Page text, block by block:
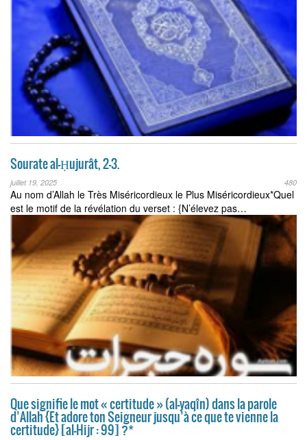
Sourate al-Ḥujurât, 2–3.
juillet 19, 2025 480
Au nom d’Allah le Très Miséricordieux le Plus Miséricordieux*Quel
est le motif de la révélation du verset : {N’élevez pas…
Que signifie le mot « certitude » (al-yaqîn) dans la parole
d’Allah {Et adore ton Seigneur jusqu’à ce que te vienne la
certitude} [al-Hijr : 99] ?*